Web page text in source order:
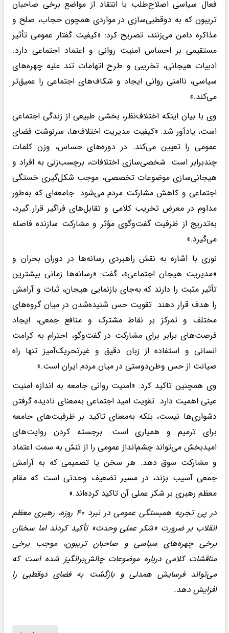
فعال سیاسی اصلاح‌طلب با انتقاد از مواضع برخی صاحبان
تریبون که به دوقطبی‌سازی در مواردی همچون حجاب، صلح و
مذاکره دامن می‌زنند، تصریح کرد: «کیفیت گفتار عمومی تأثیر
مستقیمی بر احساس امنیت روانی و اعتماد اجتماعی دارد.
ادبیات هیجانی، تخریبی و طرح اتهامات تند علیه چهره‌های
سیاسی، ناامنی روانی ایجاد و شکاف‌های اجتماعی را عمیق‌تر
می‌کند.»
وی با بیان اینکه اختلاف‌نظر، بخشی طبیعی از زندگی اجتماعی
است، یادآور شد: «کیفیت مدیریت اختلاف‌ها، سرنوشت فضای
عمومی را تعیین می‌کند. در دوره‌های حساس، وزن کلمات
چندبرابر است. شخصی‌سازی اختلافات، برچسب‌زنی به افراد و
هیجانی‌سازی موضوعات تخصصی، موجب شکل‌گیری خستگی
اجتماعی و کاهش مشارکت مردم می‌شود. جامعه‌ای که به‌طور
مداوم در معرض تخریب کلامی و تقابل‌های فراگیر قرار گیرد،
به‌تدریج از ظرفیت گفت‌وگوی مؤثر و مشارکت سازنده فاصله
می‌گیرد.»
نوری با اشاره به نقش راهبردی رسانه‌ها در دوران بحران و
«مدیریت هیجان اجتماعی»، گفت: «رسانه‌ها زمانی بیشترین
تأثیر مثبت را دارند که به‌جای بازنمایی هیجان، ثبات و آرامش
را هدف قرار دهند. تقویت حس شنیده‌شدن در میان گروه‌های
مختلف و تمرکز بر نقاط مشترک و منافع جمعی، ایجاد
فرصت‌های برابر برای مشارکت در گفت‌وگو، احترام به کرامت
انسانی و استفاده از زبان دقیق و غیرتحریک‌آمیز تنها راه
صیانت از حس وطن‌دوستی در میان مردم ایران است.»
وی همچنین تاکید کرد: «امنیت روانی جامعه به اندازه امنیت
عینی اهمیت دارد. تقویت امید اجتماعی به‌معنای نادیده گرفتن
دشواری‌ها نیست، بلکه به‌معنای تاکید بر ظرفیت‌های جامعه
برای ترمیم و همیاری است. برجسته کردن روایت‌های
امیدبخش می‌تواند چشم‌انداز عمومی را از تنش به سمت اعتماد
و مشارکت سوق دهد. هر سخن یا تصمیمی که به آرامش
جمعی آسیب بزند، در مسیر تضعیف وحدتی است که مقام
معظم رهبری بر شکر عملی آن تاکید کرده‌اند.»
در پی تجربه همبستگی عمومی در نبرد ۴۰ روزه، رهبری معظم
انقلاب بر ضرورت «شکر عملی وحدت» تأکید کردند اما سخنان
برخی چهره‌های سیاسی و صاحبان تریبون، موجب برخی
مناقشات کلامی درباره موضوعات چالش‌برانگیز شده است که
می‌تواند فرسایش همدلی و بازگشت به فضای دوقطبی را
افزایش دهد.